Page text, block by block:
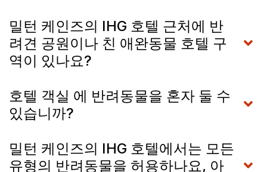
밀턴 케인즈의 IHG 호텔 근처에 반
려견 공원이나 친 애완동물 호텔 구
역이 있나요?
호텔 객실 에 반려동물을 혼자 둘 수
있습니까?
밀턴 케인즈의 IHG 호텔에서는 모든
유형의 반려동물을 허용하나요, 아